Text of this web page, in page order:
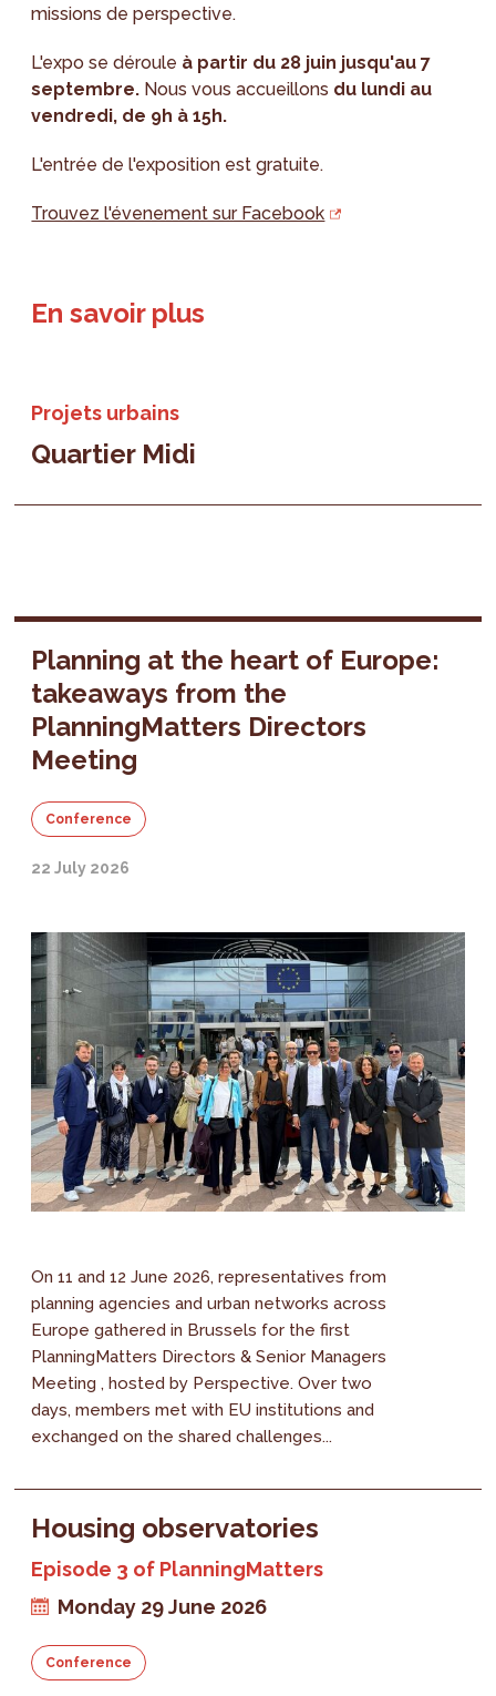
missions de perspective.
L'expo se déroule à partir du 28 juin jusqu'au 7
septembre. Nous vous accueillons du lundi au
vendredi, de 9h à 15h.
L'entrée de l'exposition est gratuite.
Trouvez l'évenement sur Facebook
En savoir plus
Projets urbains
Quartier Midi
Planning at the heart of Europe:
takeaways from the
PlanningMatters Directors
Meeting
Conference
22 July 2026
On 11 and 12 June 2026, representatives from
planning agencies and urban networks across
Europe gathered in Brussels for the first
PlanningMatters Directors & Senior Managers
Meeting , hosted by Perspective. Over two
days, members met with EU institutions and
exchanged on the shared challenges...
Housing observatories
Episode 3 of PlanningMatters
Monday 29 June 2026
Conference